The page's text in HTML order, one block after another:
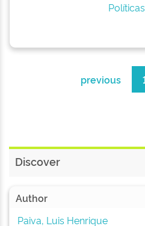
previous
Discover
Author
Paiva, Luis Henrique